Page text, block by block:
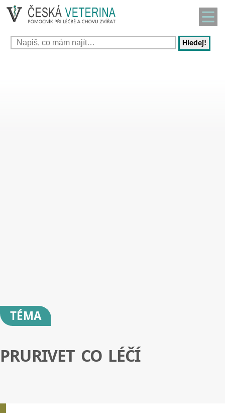
Hledej!
TÉMA
PRURIVET CO LÉČÍ